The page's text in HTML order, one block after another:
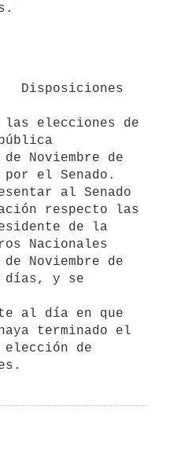
elecciones de
el Senado.
al Senado
respecto las
Nacionales
días, y se
terminado el